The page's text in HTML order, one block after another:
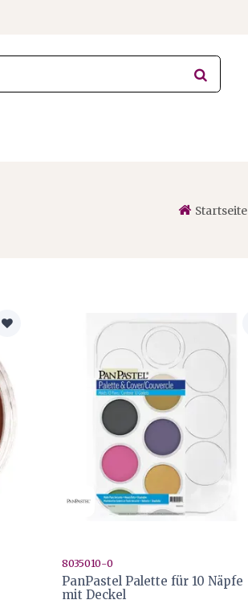
Startseite
8035010-0
PanPastel Palette für 10 Näpfe
mit Deckel